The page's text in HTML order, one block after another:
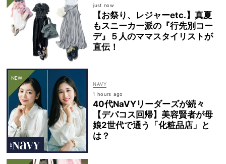
just now
【お祭り、レジャーetc.】真夏
もスニーカー派の『行先別コー
デ』５人のママスタイリストが
直伝！
NAVY
1 hours ago
40代NaVYリーダーズが続々
【デパコス回帰】美容賢者が母
娘2世代で通う「化粧品店」と
は？